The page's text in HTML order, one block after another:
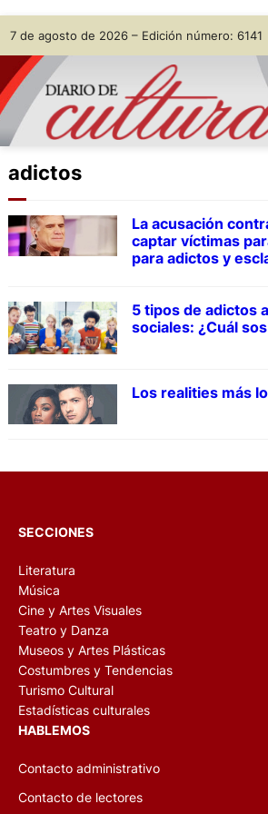
Skip
to
content
7 de agosto de 2026 – Edición número: 6141
adictos
La acusación
captar víctimas
para adictos y
5 tipos de adictos
sociales: ¿Cuál
Los realities más
SECCIONES
Literatura
Música
Cine y Artes Visuales
Teatro y Danza
Museos y Artes Plásticas
Costumbres y Tendencias
Turismo Cultural
Estadísticas culturales
HABLEMOS
Contacto administrativo
Contacto de lectores